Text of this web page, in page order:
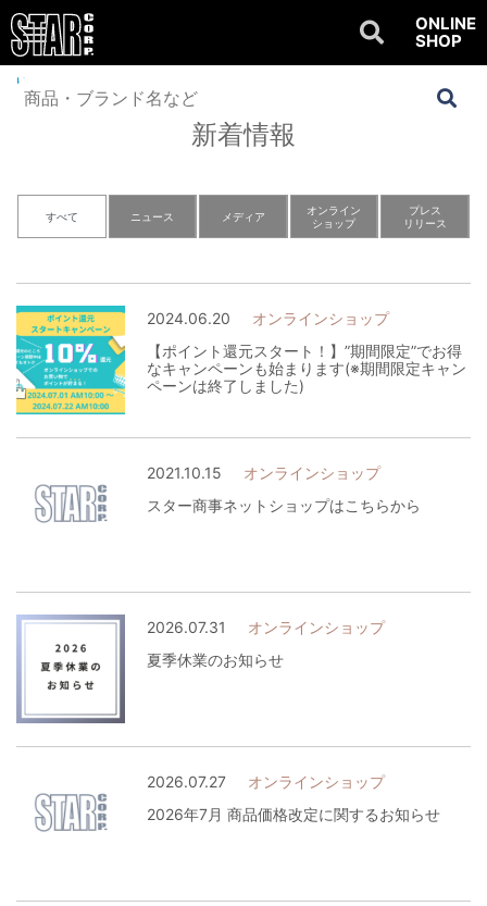
ONLINE
SHOP
Home
新着情報
すべて ニュース メディア
オンライン
ショップ
プレス
リリース
2024.06.20
オンラインショップ
【ポイント還元スタート！】”期間限定”でお得
なキャンペーンも始まります(※期間限定キャン
ペーンは終了しました)
2021.10.15
オンラインショップ
スター商事ネットショップはこちらから
2026.07.31
オンラインショップ
夏季休業のお知らせ
2026.07.27
オンラインショップ
2026年7月 商品価格改定に関するお知らせ